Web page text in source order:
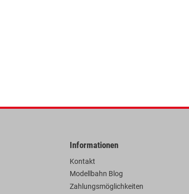
Informationen
Kontakt
Modellbahn Blog
Zahlungsmöglichkeiten